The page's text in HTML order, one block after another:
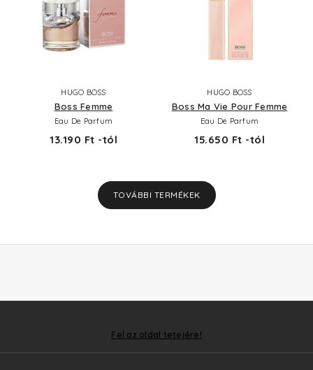
HUGO BOSS
Boss Femme
Eau De Parfum
13.190 Ft -tól
HUGO BOSS
Boss Ma Vie Pour Femme
Eau De Parfum
15.650 Ft -tól
TOVÁBBI TERMÉKEK
Fel az oldal tetejére!